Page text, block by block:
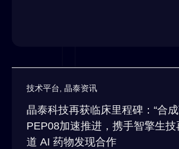
技术平台, 晶泰资讯
晶泰科技再获临床里程碑：“合
PEP08加速推进，携手智擎生技
道 AI 药物发现合作